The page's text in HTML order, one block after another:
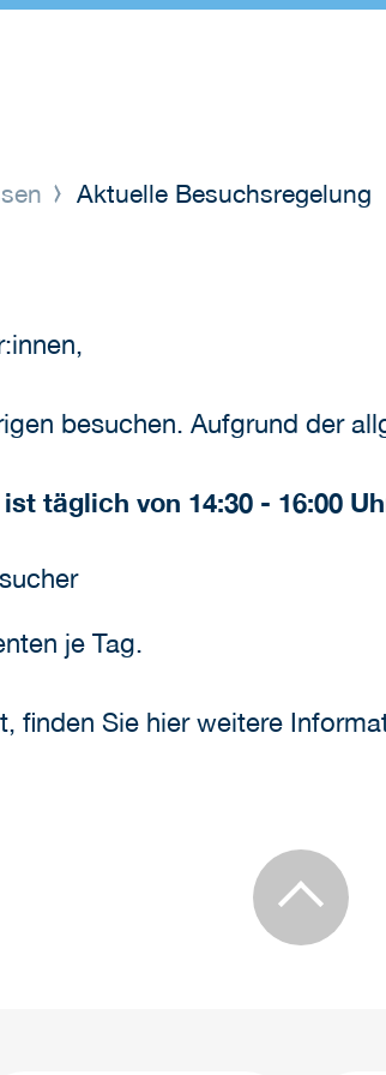
Aktuelle Besuchsregelung
besuchen. Aufgrund der
täglich von 14:30 - 16:00
je Tag.
finden Sie hier weitere